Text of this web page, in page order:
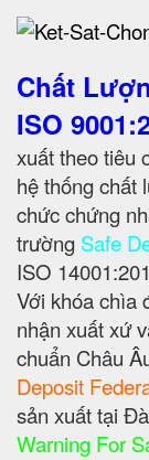
Chất
ISO
xuất theo tiêu
hệ thống chất
chức chứng
trường Safe
ISO
Với khóa chìa
nhận xuất xứ
chuẩn Châu
Deposit
sản xuất tại
Warning For